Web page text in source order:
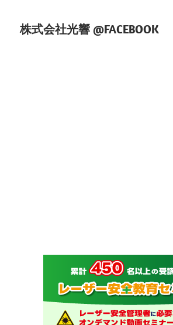
株式会社光響 @FACEBOOK